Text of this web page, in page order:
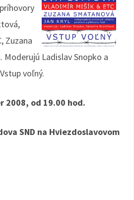
Zuzana
Moderujú Ladislav Snopko a
voľný.
2008, od 19.00 hod.
SND na Hviezdoslavovom